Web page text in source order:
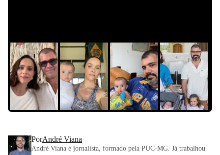
Slide 1 de 0
PorAndré Viana
André Viana é jornalista, formado pela PUC-MG. Já trabalhou